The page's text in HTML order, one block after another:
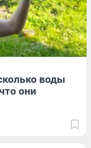
воды
они